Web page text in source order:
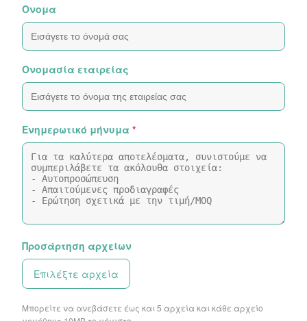
Ονομα
Ονομασία εταιρείας
Ενημερωτικό μήνυμα *
Προσάρτηση αρχείων
Επιλέξτε αρχεία
Μπορείτε να ανεβάσετε έως και 5 αρχεία και κάθε αρχείο